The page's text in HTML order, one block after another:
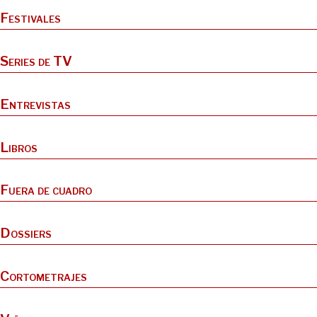
Festivales
Series de TV
Entrevistas
Libros
Fuera de cuadro
Dossiers
Cortometrajes